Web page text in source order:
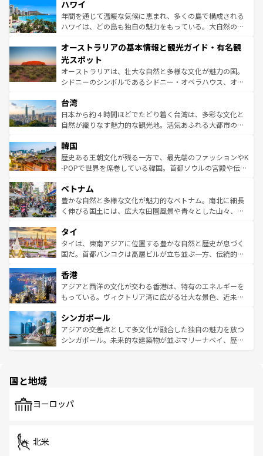
着のスイス情報は
のような巨大都市は、観光、ショッピング、エンターテイ
ンメントが詰まった刺激的なスポットだ。一方、アメリカ
西部には大自然が広がり、グランドキャニオンやイエロー
部のニューオーリンズでは、音楽と美食が融合した独特の
文化が魅力。旅行者はアメリカの各地域で異なる魅力を楽
しみながら、その多様性と豊かな歴史を感じることができ
るだろう。車でのロードトリップや列車の旅も、アメリカ
情報は
ハワイ
年間を通じて温暖な気候に恵まれ、多くの島で構成される
ハワイは、どの島も独自の魅力をもっている。大自然の神
ワイ島は見逃せない。また、定番の観光地といえばオアフ
島だが、静かな自然を求めるならマウイ島やカウアイ島が
おすすめ。エメラルドグリーンに輝く海をはじめ、豊かな
文化や歴史が息づいている。「アロハスピリット」と呼ば
人々、おいしいローカルフードやハワイアンミュージッ
ク、伝統的なフラダンスなど、すべてがハワイの魅力を彩
っている。訪れるたびに新しい発見と感動が待っているハ
はコンテンツ一覧
オーストラリアの基本情報と観光ガイド・有名観
光スポット
オーストラリアは、壮大な自然と多様な文化が魅力の国。
シドニーのシンボルであるシドニー・オペラハウス、オー
リアリーフや大陸中央部にそびえるウルル（エアーズロッ
ク）、タスマニアの美しい原生林やケアンズの熱帯雨林な
ど、見どころがたくさん。また、カフェやワイン、オージ
いる。アクティビティも充実しており、サーフィンやダイ
ビング、ハイキングなど、アウトドア好きにはたまらな
い。オーストラリアの多彩な魅力を存分に味わいつくそ
参照してほしい。
台湾
日本から約４時間ほどでたどり着く台湾は、多彩な文化と
自然が織りなす魅力的な観光地。活気あふれる大都市の台
ン）、静ひつな山岳地帯である台湾東部など、都市の喧騒
と山間の静けさが共存しており、訪れる人に新しい発見と
驚きをもたらしてくれる。また、奥深い台湾の食文化も魅
容にもいいと評判のスイーツなど、バラエティ豊かな料理
が味わえる。 なお、新着の台湾情報は コンテンツ一覧を参
照してほしい。
韓国
歴史ある王朝文化が残る一方で、最先端のファッションやK
-POPで世界を席巻している韓国。首都ソウルの宮殿や伝統
き、地方に足を延ばせば四季折々の自然美を楽しむことが
できる。そして、キムチや焼肉、絶品のストリートフード
まで、さまざまな韓国料理が待っている。夜には、韓国な
リティに包まれながら、韓国の多彩な魅力を心ゆくまで味
わってみてほしい。 なお、新着の韓国情報はコンテンツ一
覧を参照してほしい。
ベトナム
豊かな自然と多様な文化が魅力的なベトナム。南北に細長
く伸びる国土には、広大な田園風景や青々とした山々、世
急速な発展と共に伝統が息づく。ハノイの古い町並みやホ
ーチミン市のフランス統治時代の建物も、独特の雰囲気を
醸し出している。また、バラエティの豊かさとおいしさで
とつ。フォーやバインミー、ベトナムコーヒーなどは、ぜ
ひ現地で味わいたい。どの地域を訪れてもあたたかい人々
が旅行者を迎えてくれるので、きっと忘れられない旅にな
参照してほしい。
タイ
タイは、東南アジアに位置する豊かな自然と歴史が息づく
国だ。首都バンコクは高層ビルが立ち並ぶ一方、伝統的な
の活気が交差している。北部ではチェンマイなどの山岳地
帯で自然と触れ合い、南部ではプーケットやクラビの美し
いビーチでリゾート気分を楽しむことができる。タイ料理
激する。気候は一年中温暖で、どの季節にも異なる楽しみ
が待っている。親しみやすいタイの人々、仏教を中心とし
た文化、そして多様な観光資源が、訪れる旅人を魅了し続
香港
アジアと西洋の文化が交わる香港は、特有のエネルギーを
もっている。ヴィクトリア湾に広がる壮大な景色、近未来
み、どこを訪れても感動するはず。観光スポットが密集し
ており、効率よく見どころを回れるのも魅力。息をのむよ
うな絶景から文化的な体験まで、香港を存分に楽しみ尽く
シンガポール
アジアの交差点として多文化が融合した独自の魅力を放つ
シンガポール。未来的な建築物が並ぶマリーナベイ、歴史
で、ホーカーズは地元の風情を楽しめる外せないスポット
国と地域
ヨーロッパ
北米